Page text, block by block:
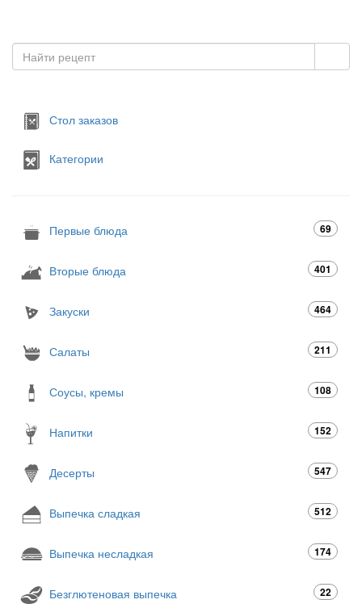
Стол заказов
Категории
Первые блюда 69
Вторые блюда 401
Закуски 464
Салаты 211
Соусы, кремы 108
Напитки 152
Десерты 547
Выпечка сладкая 512
Выпечка несладкая 174
Безглютеновая выпечка 22